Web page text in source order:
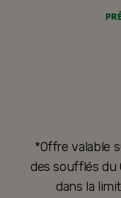
*Offre valable
des soufflés
dans la